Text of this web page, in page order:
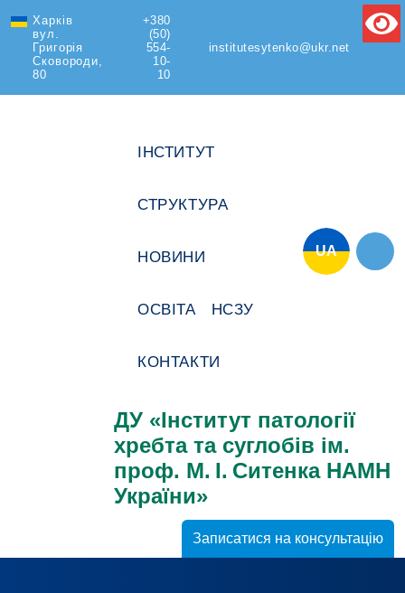
Text Size
Харків
вул.
Григорія
Сковороди,
80
+380
(50)
554-
10-
10
institutesytenko@ukr.net
ІНСТИТУТ
СТРУКТУРА
НОВИНИ
ОСВІТА НСЗУ
КОНТАКТИ
UA
ДУ «Інститут патології
хребта та суглобів ім.
проф. М. І. Ситенка НАМН
України»
Записатися на консультацію